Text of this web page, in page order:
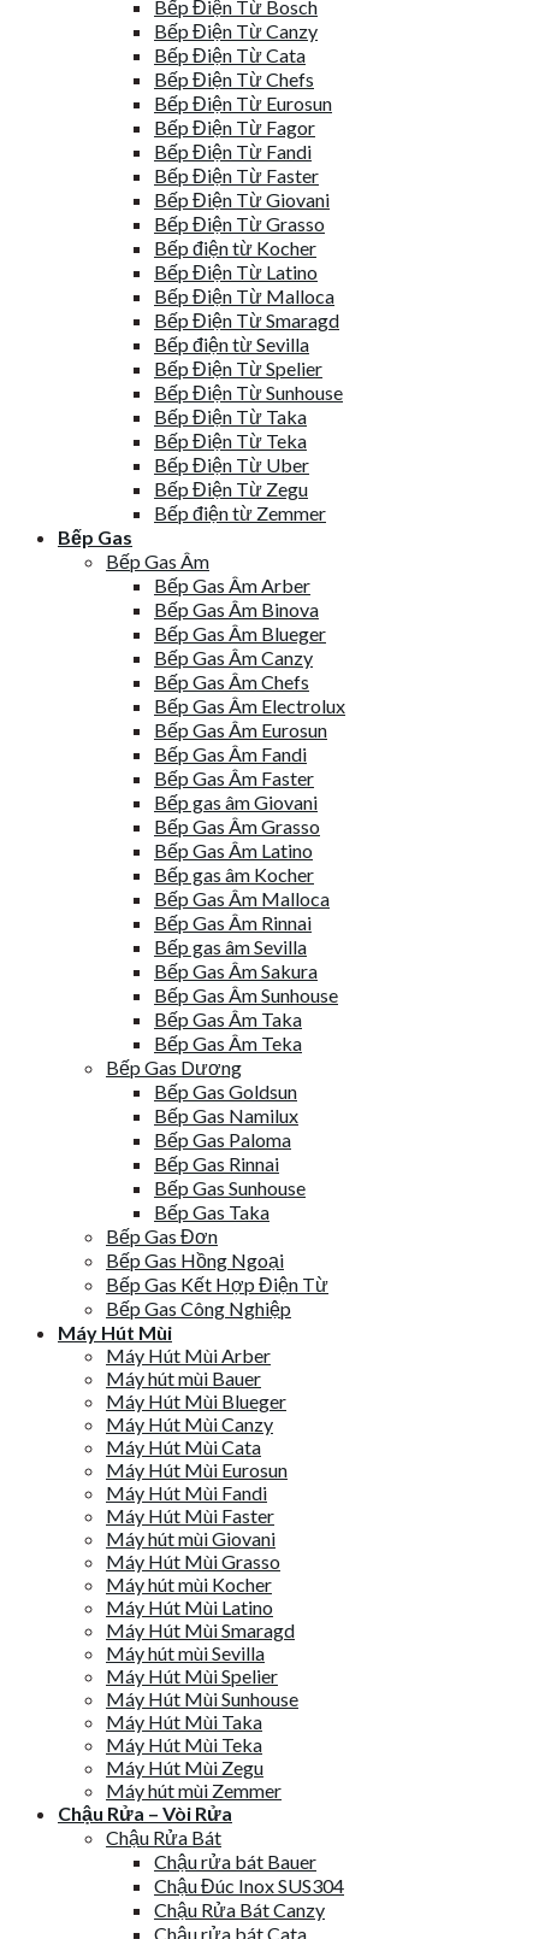
Bếp Điện Từ Bosch
Bếp Điện Từ Canzy
Bếp Điện Từ Cata
Bếp Điện Từ Chefs
Bếp Điện Từ Eurosun
Bếp Điện Từ Fagor
Bếp Điện Từ Fandi
Bếp Điện Từ Faster
Bếp Điện Từ Giovani
Bếp Điện Từ Grasso
Bếp điện từ Kocher
Bếp Điện Từ Latino
Bếp Điện Từ Malloca
Bếp Điện Từ Smaragd
Bếp điện từ Sevilla
Bếp Điện Từ Spelier
Bếp Điện Từ Sunhouse
Bếp Điện Từ Taka
Bếp Điện Từ Teka
Bếp Điện Từ Uber
Bếp Điện Từ Zegu
Bếp điện từ Zemmer
Bếp Gas
Bếp Gas Âm
Bếp Gas Âm Arber
Bếp Gas Âm Binova
Bếp Gas Âm Blueger
Bếp Gas Âm Canzy
Bếp Gas Âm Chefs
Bếp Gas Âm Electrolux
Bếp Gas Âm Eurosun
Bếp Gas Âm Fandi
Bếp Gas Âm Faster
Bếp gas âm Giovani
Bếp Gas Âm Grasso
Bếp Gas Âm Latino
Bếp gas âm Kocher
Bếp Gas Âm Malloca
Bếp Gas Âm Rinnai
Bếp gas âm Sevilla
Bếp Gas Âm Sakura
Bếp Gas Âm Sunhouse
Bếp Gas Âm Taka
Bếp Gas Âm Teka
Bếp Gas Dương
Bếp Gas Goldsun
Bếp Gas Namilux
Bếp Gas Paloma
Bếp Gas Rinnai
Bếp Gas Sunhouse
Bếp Gas Taka
Bếp Gas Đơn
Bếp Gas Hồng Ngoại
Bếp Gas Kết Hợp Điện Từ
Bếp Gas Công Nghiệp
Máy Hút Mùi
Máy Hút Mùi Arber
Máy hút mùi Bauer
Máy Hút Mùi Blueger
Máy Hút Mùi Canzy
Máy Hút Mùi Cata
Máy Hút Mùi Eurosun
Máy Hút Mùi Fandi
Máy Hút Mùi Faster
Máy hút mùi Giovani
Máy Hút Mùi Grasso
Máy hút mùi Kocher
Máy Hút Mùi Latino
Máy Hút Mùi Smaragd
Máy hút mùi Sevilla
Máy Hút Mùi Spelier
Máy Hút Mùi Sunhouse
Máy Hút Mùi Taka
Máy Hút Mùi Teka
Máy Hút Mùi Zegu
Máy hút mùi Zemmer
Chậu Rửa – Vòi Rửa
Chậu Rửa Bát
Chậu rửa bát Bauer
Chậu Đúc Inox SUS304
Chậu Rửa Bát Canzy
Chậu rửa bát Cata